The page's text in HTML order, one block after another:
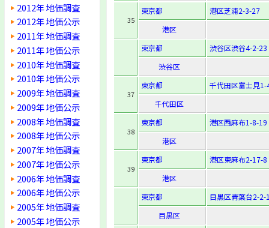
2012年 地価調査
2012年 地価公示
2011年 地価調査
2011年 地価公示
2010年 地価調査
2010年 地価公示
2009年 地価調査
2009年 地価公示
2008年 地価調査
2008年 地価公示
2007年 地価調査
2007年 地価公示
2006年 地価調査
2006年 地価公示
2005年 地価調査
2005年 地価公示
35
東京都
港区芝浦2-3-27
港区
東京都
渋谷区渋谷4-2-23
渋谷区
37
東京都
千代田区富士見1-
千代田区
38
東京都
港区西麻布1-8-19
港区
39
東京都
港区東麻布2-17-8
港区
東京都
目黒区青葉台2-2-
目黒区